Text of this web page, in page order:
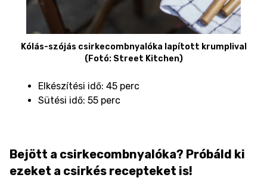
Kólás-szójás csirkecombnyalóka lapított krumplival
(Fotó: Street Kitchen)
Elkészítési idő: 45 perc
Sütési idő: 55 perc
Bejött a csirkecombnyalóka? Próbáld ki
ezeket a csirkés recepteket is!